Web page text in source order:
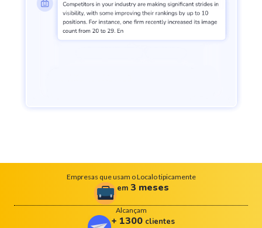
Empresas que usam o Localo tipicamente
em 3 meses
Alcançam
+ 1300 clientes